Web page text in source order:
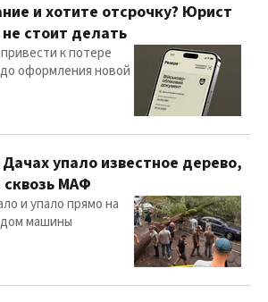
и хотите отсрочку? Юрист
стоит делать
к потере
оформления новой
упало известное дерево,
МАФ
и упало прямо на
машины